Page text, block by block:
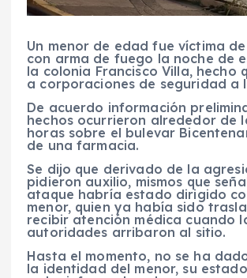
Un menor de edad fue víctima
con arma de fuego la noche de
la colonia Francisco Villa, hecho
a corporaciones de seguridad a
De acuerdo información
hechos ocurrieron alrededor de
horas sobre el bulevar
de una farmacia.
Se dijo que derivado de la
pidieron auxilio, mismos que
ataque habría estado dirigido
menor, quien ya había sido
recibir atención médica cuando
autoridades arribaron al sitio.
Hasta el momento, no se ha
la identidad del menor, su